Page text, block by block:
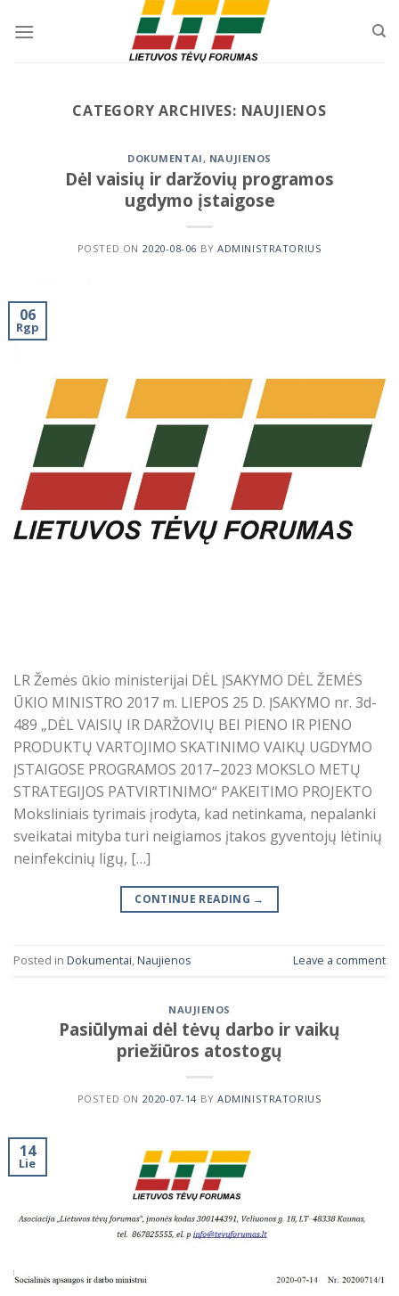
CATEGORY ARCHIVES: NAUJIENOS
DOKUMENTAI, NAUJIENOS
Dėl vaisių ir daržovių programos
ugdymo įstaigose
POSTED ON 2020-08-06 BYADMINISTRATORIUS
06
Rgp
LR Žemės ūkio ministerijai DĖL ĮSAKYMO DĖL ŽEMĖS
ŪKIO MINISTRO 2017 m. LIEPOS 25 D. ĮSAKYMO nr. 3d-
489 „DĖL VAISIŲ IR DARŽOVIŲ BEI PIENO IR PIENO
PRODUKTŲ VARTOJIMO SKATINIMO VAIKŲ UGDYMO
ĮSTAIGOSE PROGRAMOS 2017–2023 MOKSLO METŲ
STRATEGIJOS PATVIRTINIMO“ PAKEITIMO PROJEKTO
Moksliniais tyrimais įrodyta, kad netinkama, nepalanki
sveikatai mityba turi neigiamos įtakos gyventojų lėtinių
neinfekcinių ligų, […]
CONTINUE READING →
Posted in Dokumentai,Naujienos Leave a comment
NAUJIENOS
Pasiūlymai dėl tėvų darbo ir vaikų
priežiūros atostogų
POSTED ON 2020-07-14 BYADMINISTRATORIUS
14
Lie